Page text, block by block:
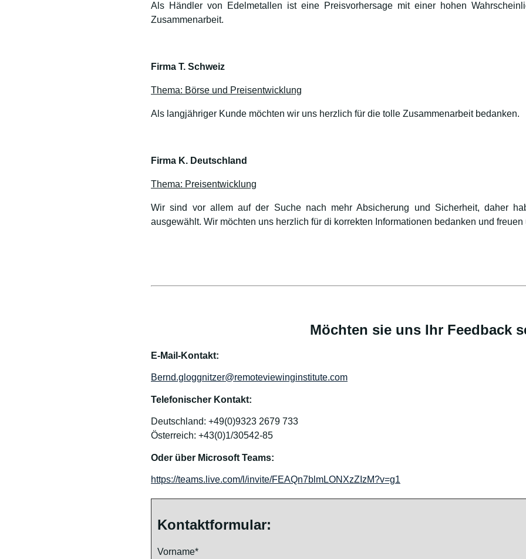
Als Händler von Edelmetallen ist eine Preisvorhersage mit einer hohen
Zusammenarbeit.
Firma T. Schweiz
Thema: Börse und Preisentwicklung
Als langjähriger Kunde möchten wir uns herzlich für die tolle Zusammenarbeit bedanken.
Firma K. Deutschland
Thema: Preisentwicklung
Wir sind vor allem auf der Suche nach mehr Absicherung und Sicherheit, daher
ausgewählt. Wir möchten uns herzlich für di korrekten Informationen bedanken und
Möchten sie uns Ihr Feedback
E-Mail-Kontakt:
Bernd.gloggnitzer@remoteviewinginstitute.com
Telefonischer Kontakt:
Deutschland: +49(0)9323 2679 733
Österreich: +43(0)1/30542-85
Oder über Microsoft Teams:
https://teams.live.com/l/invite/FEAQn7blmLONXzZIzM?v=g1
Kontaktformular:
Vorname*